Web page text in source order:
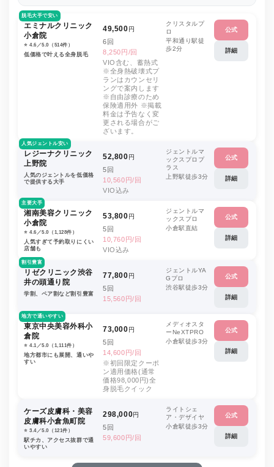
脱毛大手で安い
エミナルクリニック
小倉院
⭐️ 4.6／5.0（514件）
低価格で叶える全身脱毛
49,500円
6回
8,250円/回
VIO含む、蓄熱式
※全身熱破壊式プ
ランはカウンセリ
ングで案内します
※自由診療のため
保険適用外 ※掲載
料金は予告なく変
更される場合がご
ざいます。
クリスタルプ
ロ
平和通り駅徒
歩2分
公式
詳細
人気ジェントル安い
レジーナクリニック
上野院
人気のジェントルを低価格
で提供する大手
52,800円
5回
10,560円/回
VIO込み
ジェントルマ
ックスプロプ
ラス
上野駅徒歩3分
公式
詳細
主要大手
湘南美容クリニック
小倉院
⭐️ 4.6／5.0（1,128件）
人気すぎて予約取りにくい
店舗も
53,800円
5回
10,760円/回
VIO込み
ジェントルマ
ックスプロ
小倉駅直結
公式
詳細
割引豊富
リゼクリニック渋谷
井の頭通り院
学割、ペア割など割引豊富
77,800円
5回
15,560円/回
ジェントルYA
Gプロ
渋谷駅徒歩3分
公式
詳細
地方で通いやすい
東京中央美容外科小
倉院
⭐️ 4.1／5.0（1,111件）
地方都市にも展開、通いや
すい
73,000円
5回
14,600円/回
※初回限定クーポ
ン適用価格(通常
価格98,000円)全
身脱毛クイック
メディオスタ
ーNeXTPRO
小倉駅徒歩3分
公式
詳細
ケーズ皮膚科・美容
皮膚科小倉魚町院
⭐️ 3.4／5.0（121件）
駅チカ、アクセス抜群で通
いやすい
298,000円
5回
59,600円/回
ライトシェ
ア・デザイヤ
小倉駅徒歩3分
公式
詳細